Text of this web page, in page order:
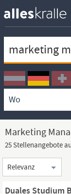
Ortssuche
Umkreissuche
Arbeitsform
Marketing
25 Stellenangebote
Sortierung
Duales Studium